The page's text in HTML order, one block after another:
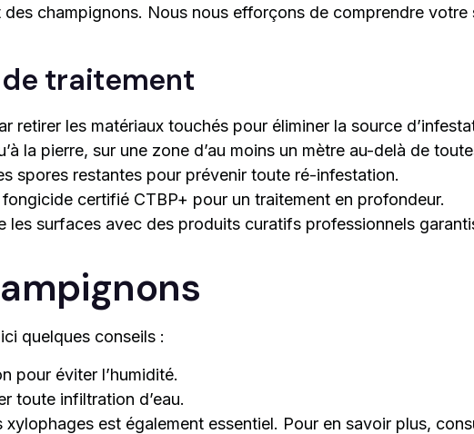
champignons. Nous nous efforçons de comprendre
traitement
retirer les matériaux touchés pour éliminer la source
la pierre, sur une zone d’au moins un mètre au-delà de
spores restantes pour prévenir toute ré-infestation.
certifié CTBP+ pour un traitement en profondeur.
les surfaces avec des produits curatifs professionnels
quelques conseils :
pour éviter l’humidité.
toute infiltration d’eau.
xylophages est également essentiel. Pour en savoir plus,